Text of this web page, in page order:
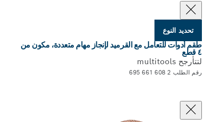
تحديد النوع
طقم أدوات للتعامل مع القرميد لإنجاز مهام متعددة، مكون من
٤ قطع
لتتأرجح multitools
رقم الطلب 2 608 661 695